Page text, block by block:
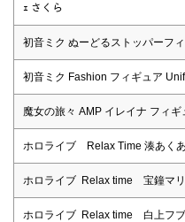
ｪ さくら
初音ミク ぬーどるストッパーフ
初音ミク Fashion フィギュア
魔女の旅々 AMP イレイナ フィギ
ホロライブ Relax Time 湊あくあ
ホロライブ Relax time 宝鐘マ
ホロライブ Relax time 白上フ